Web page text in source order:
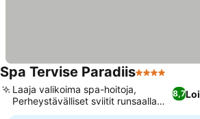
Spa Tervise Paradiis4
8,7
Laaja valikoima spa-hoitoja,
Perheystävälliset sviitit runsaalla
tilalla